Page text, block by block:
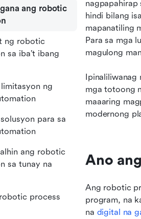
nagpapahirap
hindi bilang
mapanatiling
Para sa mga
magulong
Ipinaliliwanag
mga totoong
maaaring
modernong
Ano
Ang robotic
program, na
na digital na
ang robotic
ng robotic
sa iba’t ibang
ng
para sa
ang robotic
sa tunay na
process